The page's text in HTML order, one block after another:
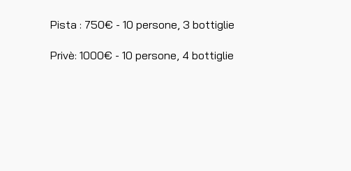
Pista : 750€ - 10 persone, 3 bottiglie
Privè: 1000€ - 10 persone, 4 bottiglie